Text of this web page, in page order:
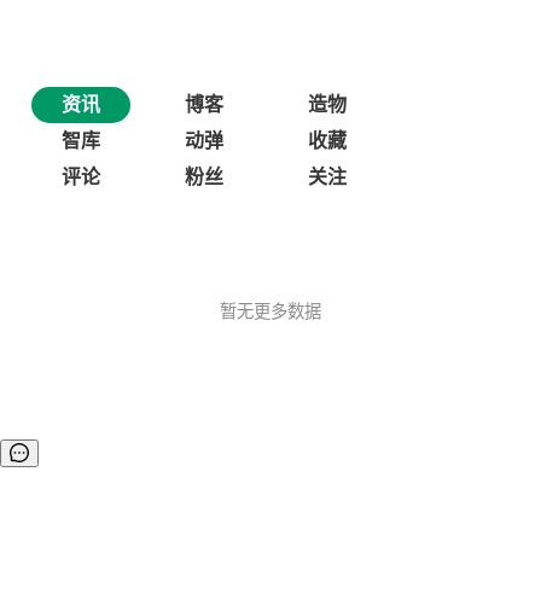
资讯 博客
造物
智库
动弹
收藏
评论
粉丝 关注
暂无更多数据